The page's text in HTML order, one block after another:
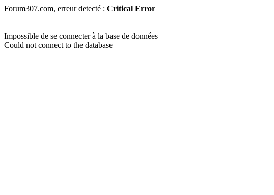
Forum307.com, erreur detecté : Critical Error
Impossible de se connecter à la base de données
Could not connect to the database